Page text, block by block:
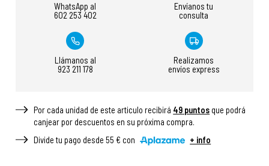
WhatsApp al
602 253 402
Envíanos tu
consulta
Llámanos al
923 211 178
Realizamos
envíos express
Por cada unidad de este articulo recibirá 49 puntos que podrá
canjear por descuentos en su próxima compra.
Divide tu pago desde 55 € con
+ info